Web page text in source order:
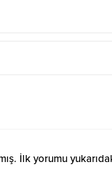
İlk yorumu